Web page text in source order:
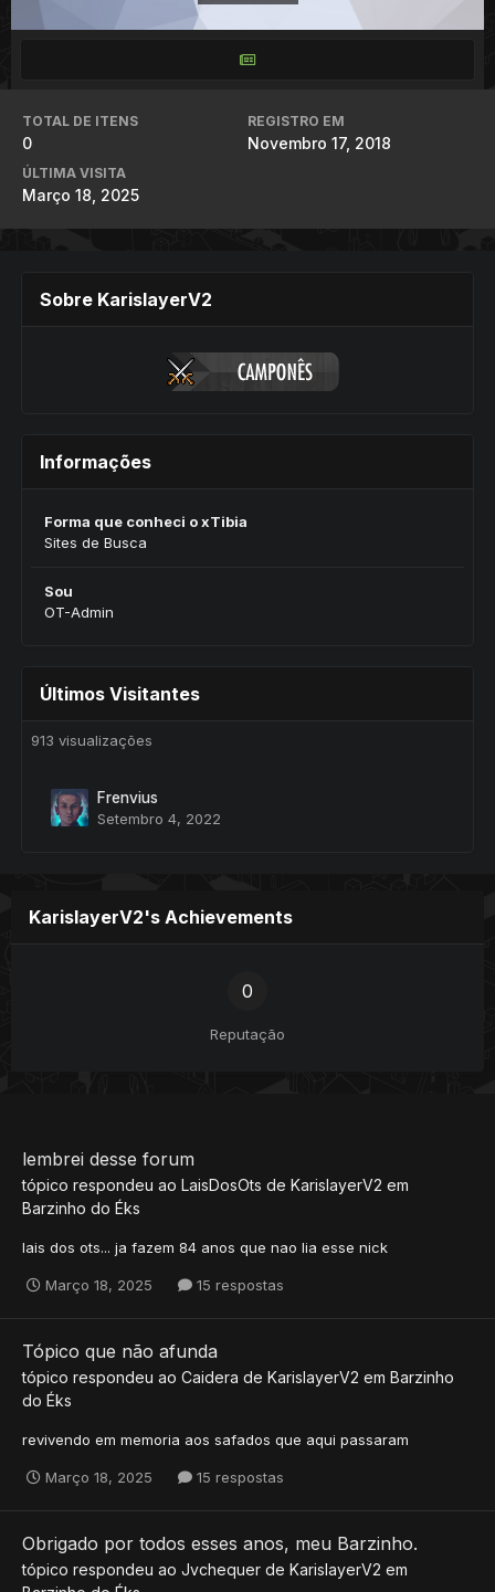
TOTAL DE ITENS
0
REGISTRO EM
Novembro 17, 2018
ÚLTIMA VISITA
Março 18, 2025
Sobre KarislayerV2
Informações
Forma que conheci o xTibia
Sites de Busca
Sou
OT-Admin
Últimos Visitantes
913 visualizações
Frenvius
Setembro 4, 2022
KarislayerV2's Achievements
0
Reputação
lembrei desse forum
tópico respondeu ao LaisDosOts de KarislayerV2 em
Barzinho do Éks
lais dos ots... ja fazem 84 anos que nao lia esse nick
Março 18, 2025 15 respostas
Tópico que não afunda
tópico respondeu ao Caidera de KarislayerV2 em Barzinho
do Éks
revivendo em memoria aos safados que aqui passaram
Março 18, 2025 15 respostas
Obrigado por todos esses anos, meu Barzinho.
tópico respondeu ao Jvchequer de KarislayerV2 em